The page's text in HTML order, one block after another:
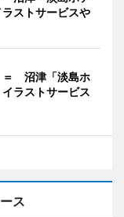
ストサービスや
＝ 沼津「淡島ホ
ラストサービス
ス